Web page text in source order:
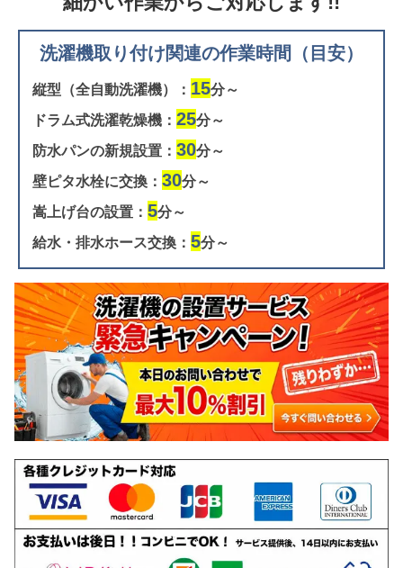
洗濯機取り付け関連の作業時間（目安）
縦型（全自動洗濯機）： 15分～
ドラム式洗濯乾燥機： 25分～
防水パンの新規設置： 30分～
壁ピタ水栓に交換： 30分～
嵩上げ台の設置： 5分～
給水・排水ホース交換： 5分～